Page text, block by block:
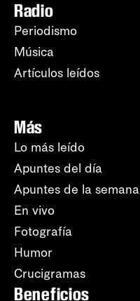
Radio
Periodismo
Música
Artículos leídos
Más
Lo más leído
Apuntes del día
Apuntes de la semana
En vivo
Fotografía
Humor
Crucigramas
Beneficios